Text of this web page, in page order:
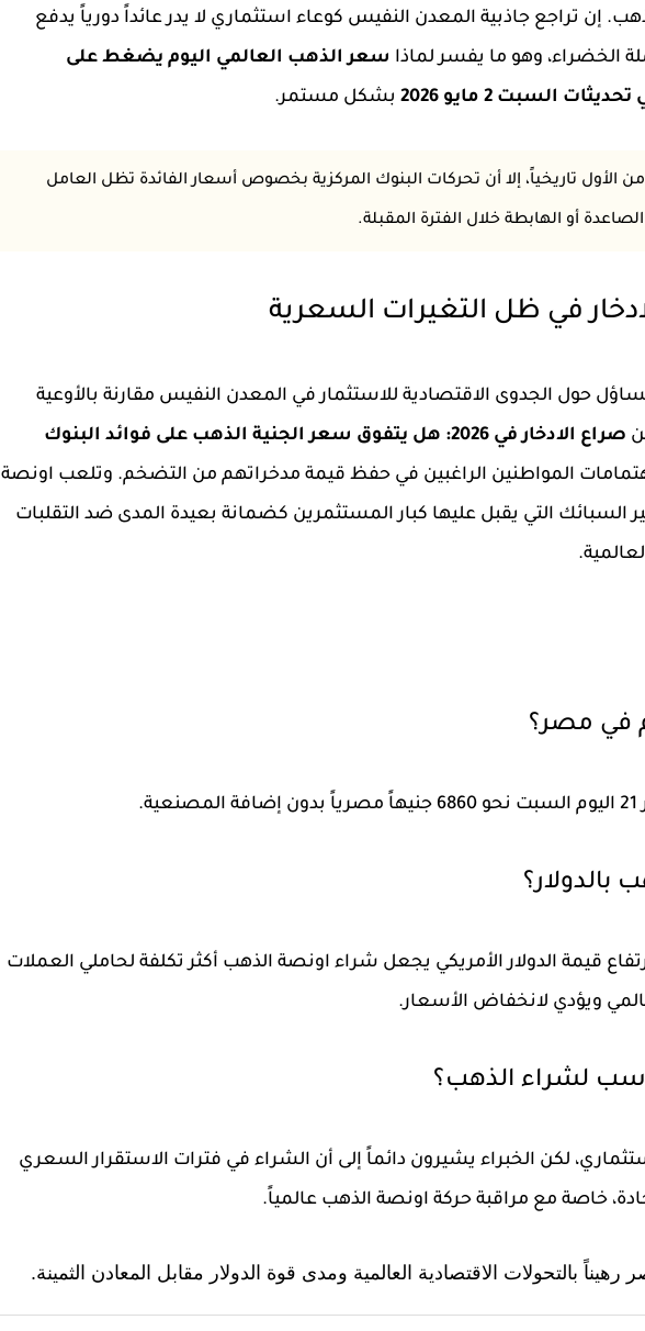
إن تراجع جاذبية المعدن النفيس كوعاء استثماري لا يدر عائداً دورياً يدفع
الخضراء، وهو ما يفسر لماذا سعر الذهب العالمي اليوم يضغط على
السبت 2 مايو 2026
بشكل مستمر.
الأول تاريخياً، إلا أن تحركات البنوك المركزية بخصوص أسعار الفائدة تظل العامل
أو الهابطة خلال الفترة المقبلة.
في ظل التغيرات السعرية
حول الجدوى الاقتصادية للاستثمار في المعدن النفيس مقارنة بالأوعية
صراع الادخار في 2026: هل يتفوق سعر الجنية الذهب على فوائد البنوك
المواطنين الراغبين في حفظ قيمة مدخراتهم من التضخم. وتلعب اونصة
السبائك التي يقبل عليها كبار المستثمرين كضمانة بعيدة المدى ضد التقلبات
6860 جنيهاً مصرياً بدون إضافة المصنعية.
بالدولار؟
قيمة الدولار الأمريكي يجعل شراء اونصة الذهب أكثر تكلفة لحاملي العملات
ويؤدي لانخفاض الأسعار.
لشراء الذهب؟
لكن الخبراء يشيرون دائماً إلى أن الشراء في فترات الاستقرار السعري
خاصة مع مراقبة حركة اونصة الذهب عالمياً.
بالتحولات الاقتصادية العالمية ومدى قوة الدولار مقابل المعادن الثمينة.